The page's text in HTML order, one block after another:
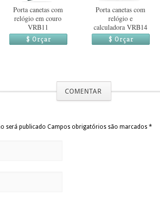
Porta canetas com
relógio em couro
VRB11
$ Orçar
Porta canetas com
relógio e
calculadora VRB14
$ Orçar
COMENTAR
será publicado Campos obrigatórios são marcados *